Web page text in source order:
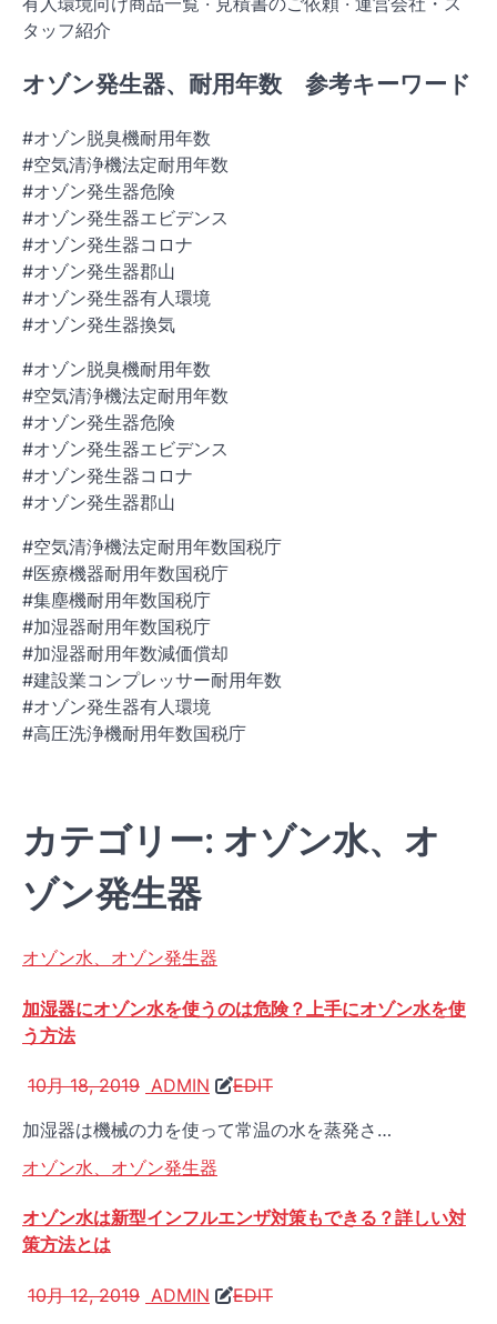
タッフ紹介
オゾン発生器、耐用年数 参考キーワード
#オゾン脱臭機耐用年数
#空気清浄機法定耐用年数
#オゾン発生器危険
#オゾン発生器エビデンス
#オゾン発生器コロナ
#オゾン発生器郡山
#オゾン発生器有人環境
#オゾン発生器換気
#オゾン脱臭機耐用年数
#空気清浄機法定耐用年数
#オゾン発生器危険
#オゾン発生器エビデンス
#オゾン発生器コロナ
#オゾン発生器郡山
#空気清浄機法定耐用年数国税庁
#医療機器耐用年数国税庁
#集塵機耐用年数国税庁
#加湿器耐用年数国税庁
#加湿器耐用年数減価償却
#建設業コンプレッサー耐用年数
#オゾン発生器有人環境
#高圧洗浄機耐用年数国税庁
カテゴリー: オゾン水、オ
ゾン発生器
オゾン水、オゾン発生器
加湿器にオゾン水を使うのは危険？上手にオゾン水を使
う方法
10月 18, 2019 ADMIN
EDIT
加湿器は機械の力を使って常温の水を蒸発さ…
オゾン水、オゾン発生器
オゾン水は新型インフルエンザ対策もできる？詳しい対
策方法とは
10月 12, 2019 ADMIN
EDIT